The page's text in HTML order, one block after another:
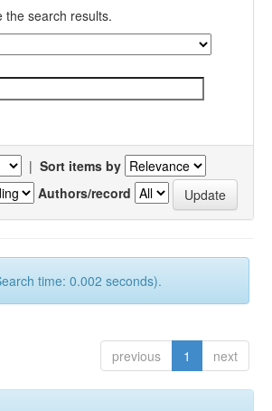
the search results.
| Sort items by
Authors/record
time: 0.002 seconds).
previous 1 next